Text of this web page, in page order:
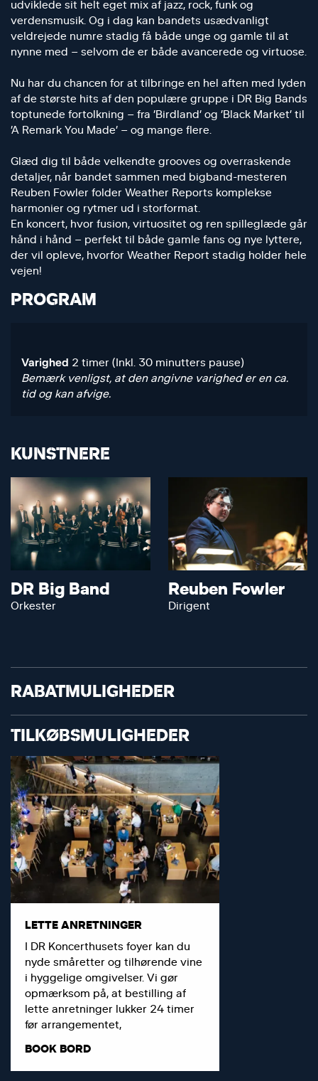
udviklede sit helt eget mix af jazz, rock, funk og
verdensmusik. Og i dag kan bandets usædvanligt
veldrejede numre stadig få både unge og gamle til at
nynne med – selvom de er både avancerede og virtuose.
Nu har du chancen for at tilbringe en hel aften med lyden
af de største hits af den populære gruppe i DR Big Bands
toptunede fortolkning – fra ’Birdland’ og ’Black Market’ til
’A Remark You Made’ – og mange flere.
Glæd dig til både velkendte grooves og overraskende
detaljer, når bandet sammen med bigband-mesteren
Reuben Fowler folder Weather Reports komplekse
harmonier og rytmer ud i storformat.
En koncert, hvor fusion, virtuositet og ren spilleglæde går
hånd i hånd – perfekt til både gamle fans og nye lyttere,
der vil opleve, hvorfor Weather Report stadig holder hele
vejen!
PROGRAM
Varighed 2 timer (Inkl. 30 minutters pause)
Bemærk venligst, at den angivne varighed er en ca.
tid og kan afvige.
KUNSTNERE
DR Big Band
Orkester
Reuben Fowler
Dirigent
RABATMULIGHEDER
TILKØBSMULIGHEDER
LETTE ANRETNINGER
I DR Koncerthusets foyer kan du
nyde småretter og tilhørende vine
i hyggelige omgivelser. Vi gør
opmærksom på, at bestilling af
lette anretninger lukker 24 timer
før arrangementet,
BOOK BORD